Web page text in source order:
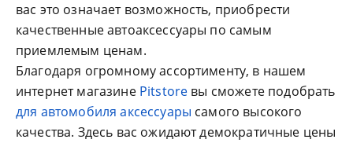
вас это означает возможность, приобрести
качественные автоаксессуары по самым
приемлемым ценам.
Благодаря огромному ассортименту, в нашем
интернет магазине Pitstore вы сможете подобрать
для автомобиля аксессуары самого высокого
качества. Здесь вас ожидают демократичные цены